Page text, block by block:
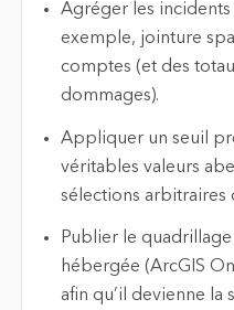
Agréger les
exemple, jointure
comptes (et des
dommages).
Appliquer un seuil
véritables valeurs
sélections arbitraires
Publier le
hébergée (ArcGIS
afin qu’il devienne